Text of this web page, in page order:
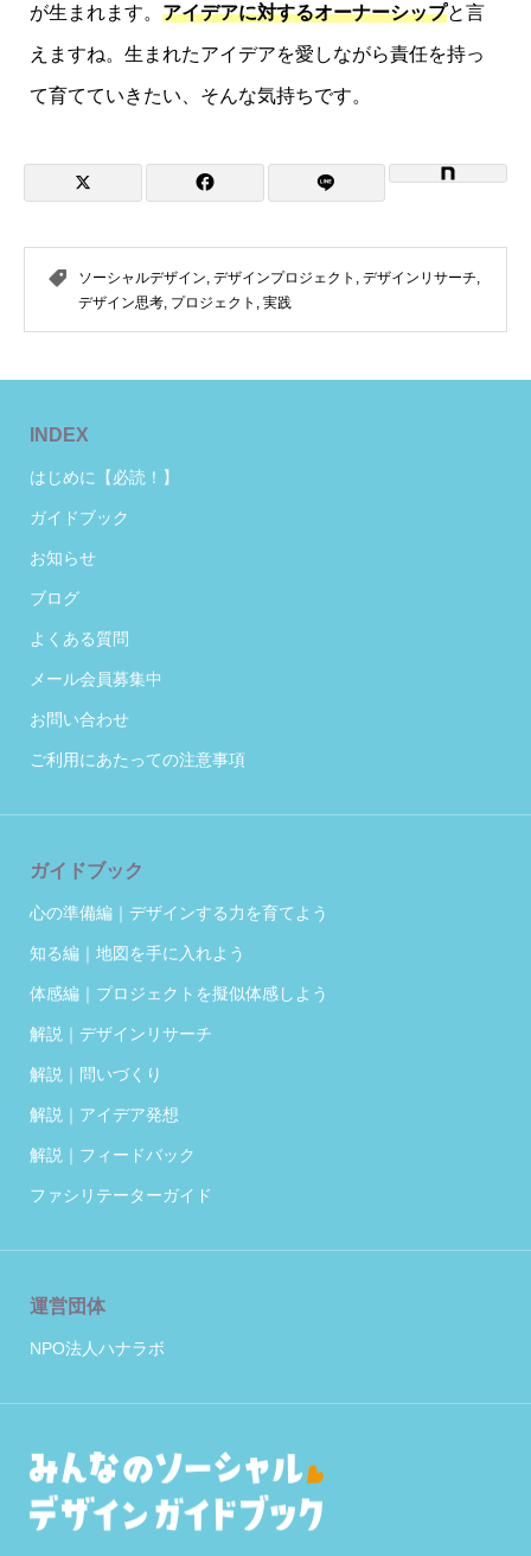
が生まれます。 アイデアに対するオーナーシップと言
えますね。生まれたアイデアを愛しながら責任を持っ
て育てていきたい、そんな気持ちです。
ソーシャルデザイン デザインプロジェクト デザインリサーチ
デザイン思考 プロジェクト 実践
INDEX
はじめに【必読！】
ガイドブック
お知らせ
ブログ
よくある質問
メール会員募集中
お問い合わせ
ご利用にあたっての注意事項
ガイドブック
心の準備編｜デザインする力を育てよう
知る編｜地図を手に入れよう
体感編｜プロジェクトを擬似体感しよう
解説｜デザインリサーチ
解説｜問いづくり
解説｜アイデア発想
解説｜フィードバック
ファシリテーターガイド
運営団体
NPO法人ハナラボ